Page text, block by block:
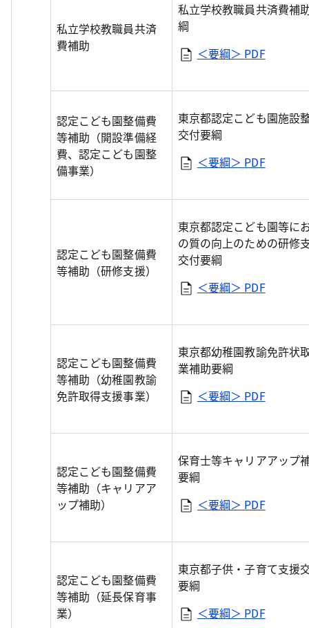
私立学校教職員共済
費補助
私立学校教職員共済費補
綱
＜要綱＞ PDF
認定こども園整備費
等補助（開設準備経
費、認定こども園整
備事業）
東京都認定こども園施設
交付要綱
＜要綱＞ PDF
認定こども園整備費
等補助（研修支援）
東京都認定こども園等に
の質の向上のための研修
交付要綱
＜要綱＞ PDF
認定こども園整備費
等補助（幼稚園教諭
免許取得支援事業）
東京都幼稚園教諭免許状
業補助要綱
＜要綱＞ PDF
認定こども園整備費
等補助（キャリアア
ップ補助）
保育士等キャリアアップ
要綱
＜要綱＞ PDF
認定こども園整備費
等補助（延長保育事
業）
東京都子供・子育て支援
要綱
＜要綱＞ PDF